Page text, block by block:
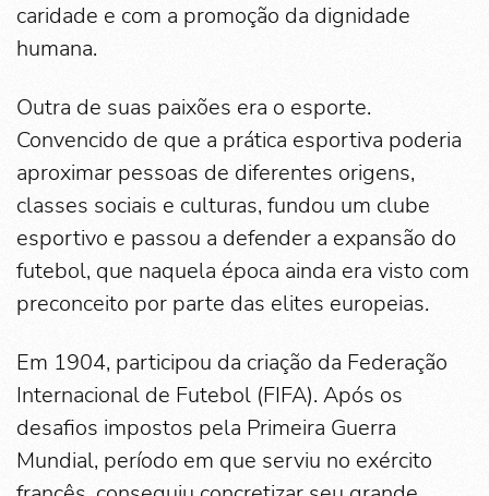
caridade e com a promoção da dignidade
humana.
Outra de suas paixões era o esporte.
Convencido de que a prática esportiva poderia
aproximar pessoas de diferentes origens,
classes sociais e culturas, fundou um clube
esportivo e passou a defender a expansão do
futebol, que naquela época ainda era visto com
preconceito por parte das elites europeias.
Em 1904, participou da criação da Federação
Internacional de Futebol (FIFA). Após os
desafios impostos pela Primeira Guerra
Mundial, período em que serviu no exército